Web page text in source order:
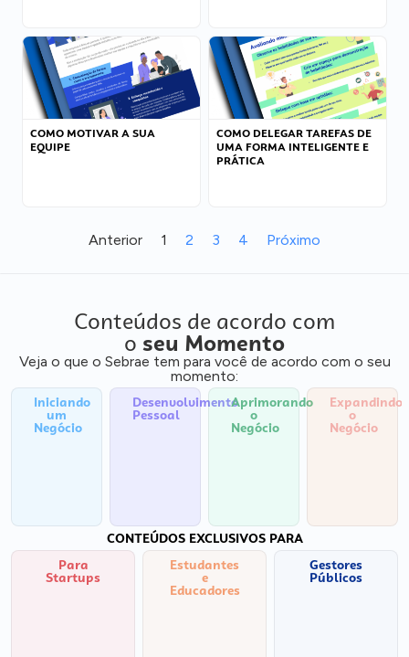
COMO MOTIVAR A SUA
EQUIPE
COMO DELEGAR TAREFAS DE
UMA FORMA INTELIGENTE E
PRÁTICA
Anterior 1 2 3 4 Próximo
Conteúdos de acordo com
o seu Momento
Veja o que o Sebrae tem para você de acordo com o seu
momento:
Iniciando
um
Negócio
Desenvolvimento
Pessoal
Aprimorando
o
Negócio
Expandindo
o
Negócio
CONTEÚDOS EXCLUSIVOS PARA
Para
Startups
Estudantes
e
Educadores
Gestores
Públicos